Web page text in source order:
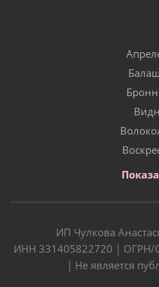
ИП Чулкова
ИНН 331405822720 | ОГРН/
| Не является